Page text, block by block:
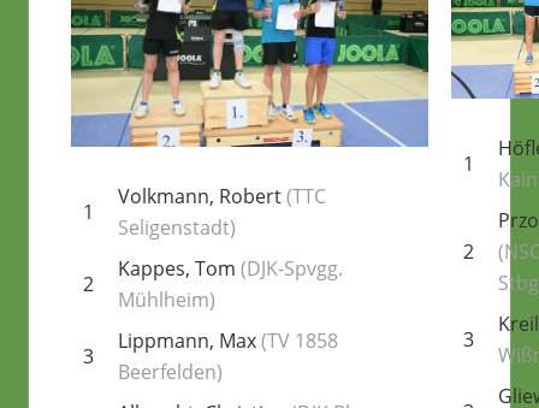
1
Volkmann, Robert(TTC
Seligenstadt)
2
Kappes, Tom (DJK-Spvgg.
Mühlheim)
3
Lippmann, Max(TV 1858
Beerfelden)
1
2
3